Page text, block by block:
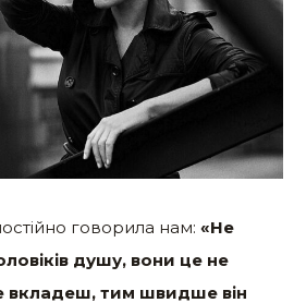
говорила нам: «Не
душу, вони це не
вкладеш, тим швидше він